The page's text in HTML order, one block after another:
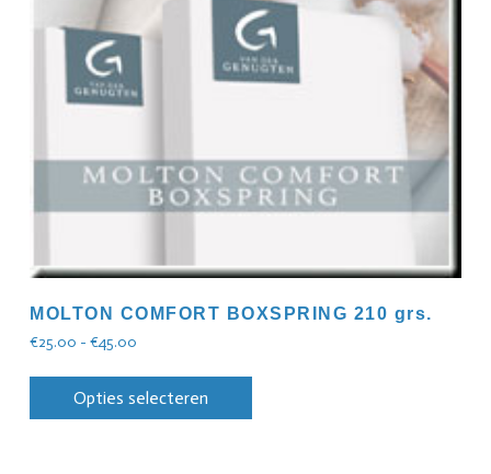
MOLTON COMFORT BOXSPRING 210 grs.
€25.00 - €45.00
Opties selecteren